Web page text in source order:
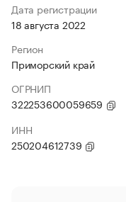
Дата регистрации
18 августа 2022
Регион
Приморский край
ОГРНИП
322253600059659
ИНН
250204612739